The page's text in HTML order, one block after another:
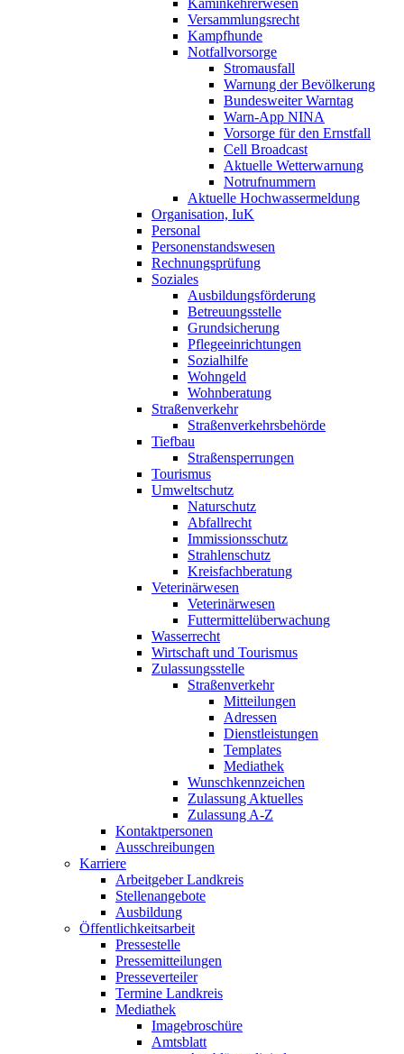
Kaminkehrerwesen
Versammlungsrecht
Kampfhunde
Notfallvorsorge
Stromausfall
Warnung der Bevölkerung
Bundesweiter Warntag
Warn-App NINA
Vorsorge für den Ernstfall
Cell Broadcast
Aktuelle Wetterwarnung
Notrufnummern
Aktuelle Hochwassermeldung
Organisation, IuK
Personal
Personenstandswesen
Rechnungsprüfung
Soziales
Ausbildungsförderung
Betreuungsstelle
Grundsicherung
Pflegeeinrichtungen
Sozialhilfe
Wohngeld
Wohnberatung
Straßenverkehr
Straßenverkehrsbehörde
Tiefbau
Straßensperrungen
Tourismus
Umweltschutz
Naturschutz
Abfallrecht
Immissionsschutz
Strahlenschutz
Kreisfachberatung
Veterinärwesen
Veterinärwesen
Futtermittelüberwachung
Wasserrecht
Wirtschaft und Tourismus
Zulassungsstelle
Straßenverkehr
Mitteilungen
Adressen
Dienstleistungen
Templates
Mediathek
Wunschkennzeichen
Zulassung Aktuelles
Zulassung A-Z
Kontaktpersonen
Ausschreibungen
Karriere
Arbeitgeber Landkreis
Stellenangebote
Ausbildung
Öffentlichkeitsarbeit
Pressestelle
Pressemitteilungen
Presseverteiler
Termine Landkreis
Mediathek
Imagebroschüre
Amtsblatt